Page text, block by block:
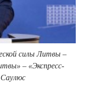
силы Литвы –
– «Экспресс-
Саулюс